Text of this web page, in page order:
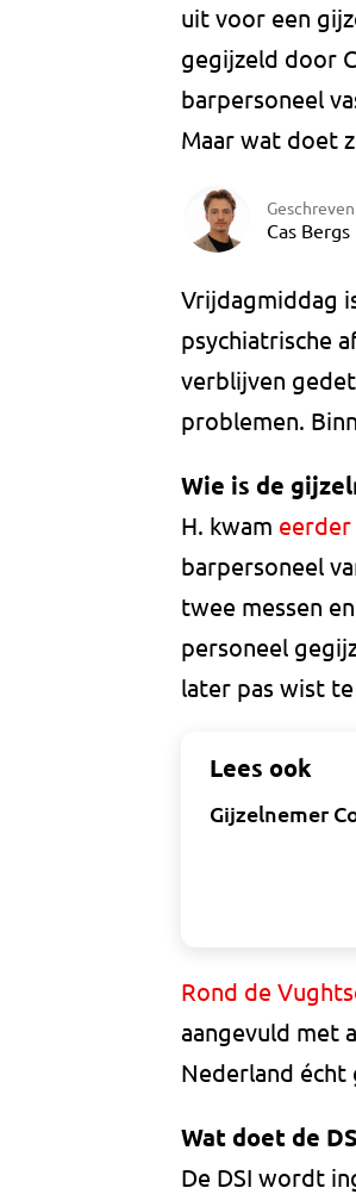
uit voor een
gegijzeld door
barpersoneel
Maar wat doet
Cas Bergs
Vrijdagmiddag
psychiatrische
verblijven
problemen.
Wie is de
H. kwam
barpersoneel
twee messen
personeel
later pas wist
Lees ook
Gijzelnemer
Rond de
aangevuld met
Nederland
Wat doet de
De DSI wordt